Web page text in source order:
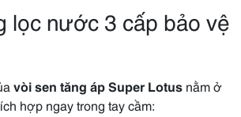
lọc nước 3 cấp bảo vệ
vòi sen tăng áp Super Lotus nằm ở
hợp ngay trong tay cầm: